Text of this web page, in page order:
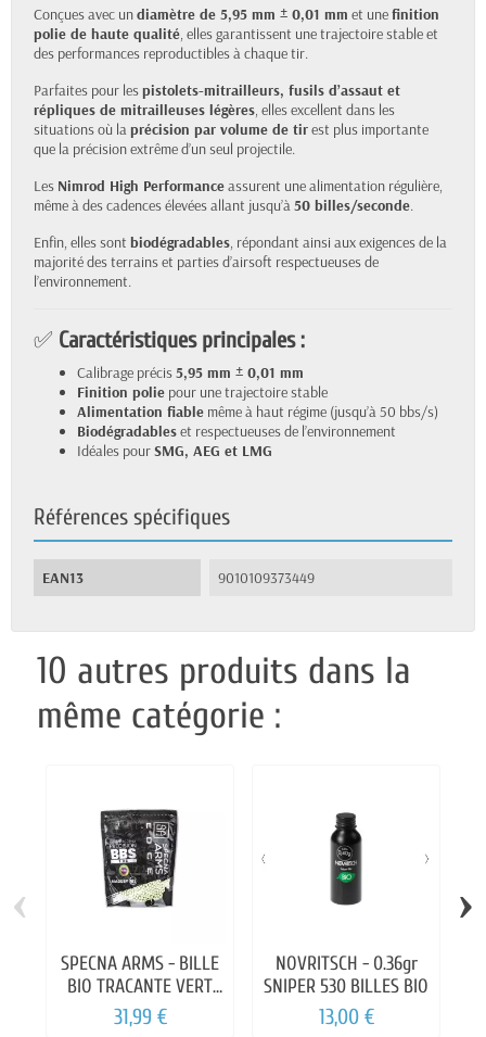
Conçues avec undiamètre de 5,95 mm ± 0,01 mm et unefinition
polie de haute qualité, elles garantissent une trajectoire stable et
des performances reproductibles à chaque tir.
Parfaites pour lespistolets-mitrailleurs, fusils d’assaut et
répliques de mitrailleuses légères, elles excellent dans les
situations où laprécision par volume de tirest plus importante
que la précision extrême d’un seul projectile.
Les Nimrod High Performanceassurent une alimentation régulière,
même à des cadences élevées allant jusqu’à50 billes/seconde.
Enfin, elles sont biodégradables, répondant ainsi aux exigences de la
majorité des terrains et parties d’airsoft respectueuses de
l’environnement.
✅ Caractéristiques principales :
Calibrage précis5,95 mm ± 0,01 mm
Finition polie pour une trajectoire stable
Alimentation fiable même à haut régime (jusqu’à 50 bbs/s)
Biodégradableset respectueuses de l’environnement
Idéales pourSMG, AEG et LMG
Références spécifiques
EAN13 9010109373449
10 autres produits dans la
même catégorie :
SPECNA ARMS - BILLE
BIO TRACANTE VERT
0.20GR
31,99 €
NOVRITSCH - 0.36gr
SNIPER 530 BILLES BIO
13,00 €
‹ ›